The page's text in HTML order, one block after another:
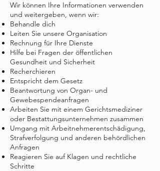
Wir können Ihre Informationen verwenden
und weitergeben, wenn wir:
Behandle dich
Leiten Sie unsere Organisation
Rechnung für Ihre Dienste
Hilfe bei Fragen der öffentlichen
Gesundheit und Sicherheit
Recherchieren
Entspricht dem Gesetz
Beantwortung von Organ- und
Gewebespendeanfragen
Arbeiten Sie mit einem Gerichtsmediziner
oder Bestattungsunternehmen zusammen
Umgang mit Arbeitnehmerentschädigung,
Strafverfolgung und anderen behördlichen
Anfragen
Reagieren Sie auf Klagen und rechtliche
Schritte